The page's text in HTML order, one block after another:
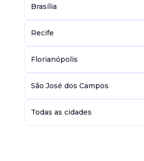
Brasília
Recife
Florianópolis
São José dos Campos
Todas as cidades